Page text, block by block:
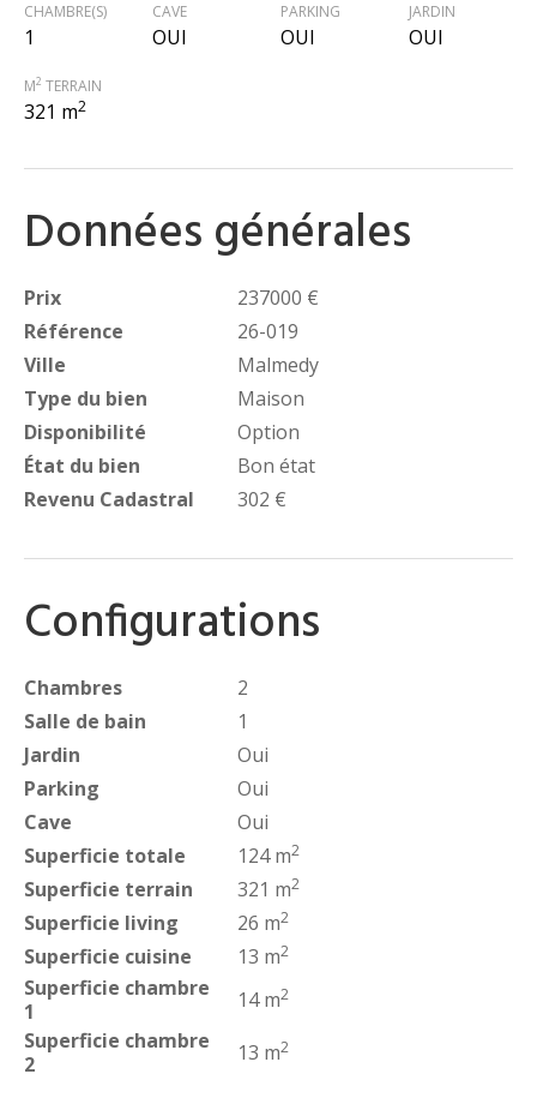
CHAMBRE(S)
1
CAVE
OUI
PARKING
OUI
JARDIN
OUI
M2 TERRAIN
321 m2
Données générales
Prix
237000 €
Référence
26-019
Ville
Malmedy
Type du bien
Maison
Disponibilité
Option
État du bien
Bon état
Revenu Cadastral
302 €
Configurations
Chambres
2
Salle de bain
1
Jardin
Oui
Parking
Oui
Cave
Oui
Superficie totale
124 m2
Superficie terrain 321 m2
Superficie living 26 m2
Superficie cuisine 13 m2
Superficie chambre
1
14 m2
Superficie chambre
2
13 m2